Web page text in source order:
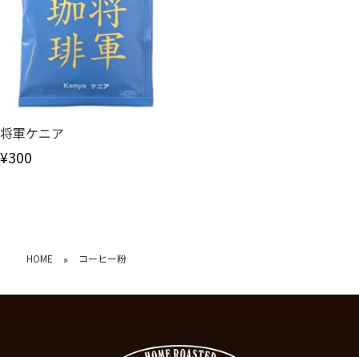
将軍ケニア
¥300
HOME » コーヒー粉